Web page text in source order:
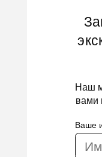
Наш
вами
Ваше